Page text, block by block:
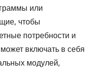
или
чтобы
потребности и
включать в себя
модулей,